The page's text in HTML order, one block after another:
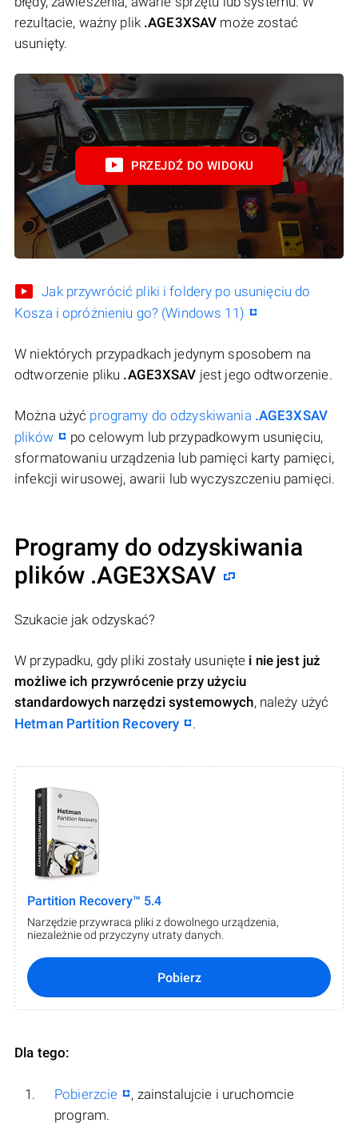
rezultacie, ważny plik .AGE3XSAV może zostać
usunięty.
PRZEJDŹ DO WIDOKU
Jak przywrócić pliki i foldery po usunięciu do
Kosza i opróżnieniu go? (Windows 11)
W niektórych przypadkach jedynym sposobem na
odtworzenie pliku .AGE3XSAV jest jego odtworzenie.
Można użyć programy do odzyskiwania .AGE3XSAV
plików
po celowym lub przypadkowym usunięciu,
sformatowaniu urządzenia lub pamięci karty pamięci,
infekcji wirusowej, awarii lub wyczyszczeniu pamięci.
Programy do odzyskiwania
plików .AGE3XSAV
Szukacie jak odzyskać?
W przypadku, gdy pliki zostały usunięte i nie jest już
możliwe ich przywrócenie przy użyciu
standardowych narzędzi systemowych, należy użyć
Hetman Partition Recovery
.
Partition Recovery™ 5.4
Narzędzie przywraca pliki z dowolnego urządzenia,
niezależnie od przyczyny utraty danych.
Pobierz
Dla tego:
Pobierzcie
, zainstalujcie i uruchomcie
program.